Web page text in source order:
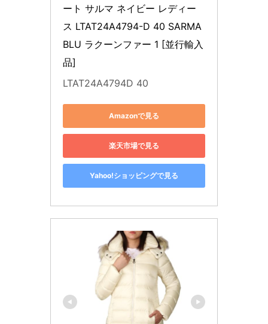
ート サルマ ネイビー レディー
ス LTAT24A4794-D 40 SARMA
BLU ラクーンファー 1 [並行輸入
品]
LTAT24A4794D 40
Amazonで見る
楽天市場で見る
Yahoo!ショッピングで見る